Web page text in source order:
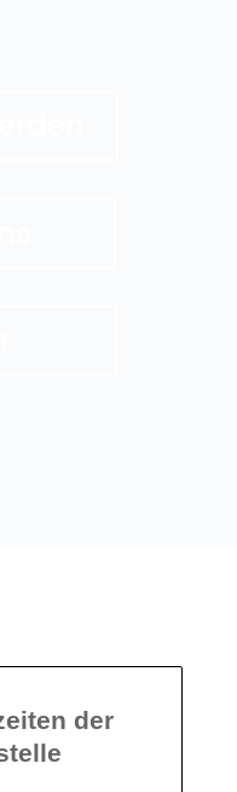
der